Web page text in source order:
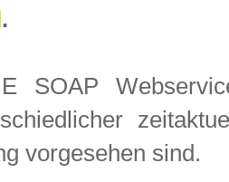
.
SOAP
vorgesehen sind.